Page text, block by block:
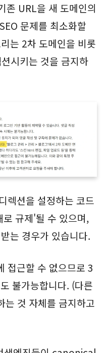
존 URL을 새 도메인의
문제를 최소화할
는 2차 도메인을 비롯
시키는 것을 금지하
렉션을 설정하는 코드
규제'될 수 있으며,
는 경우가 있습니다.
접근할 수 없으므로 3
불가능합니다. (다른
는 것 자체를 금지하고